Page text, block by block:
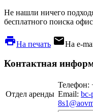
Не нашли ничего
бесплатного поиска
local_printshopНа печать local_post_officeНа e-
Контактная
Отдел аренды
Телефон:
Email: bc-